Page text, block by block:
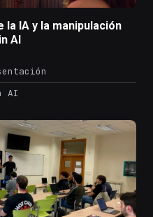
IA y la manipulación
AI
AI